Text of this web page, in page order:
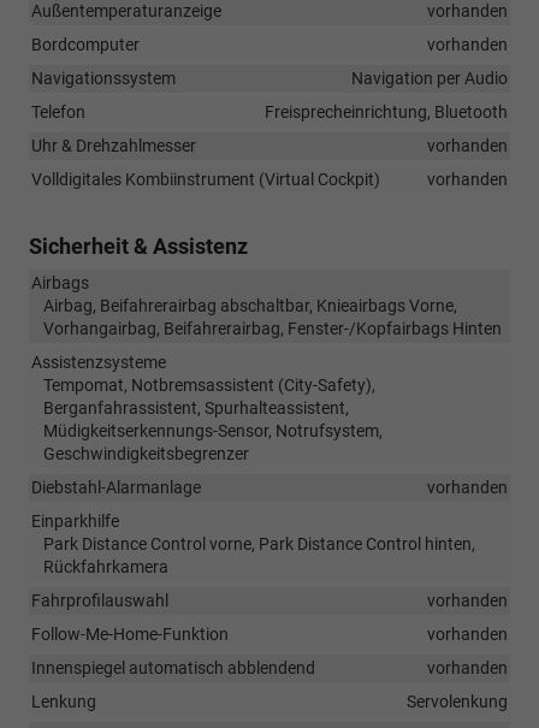
Außentemperaturanzeige
vorhanden
Bordcomputer
vorhanden
Navigationssystem
Navigation per Audio
Telefon
Freisprecheinrichtung, Bluetooth
Uhr & Drehzahlmesser
vorhanden
Volldigitales Kombiinstrument (Virtual Cockpit)
vorhanden
Sicherheit & Assistenz
Airbags
Airbag, Beifahrerairbag abschaltbar, Knieairbags Vorne,
Vorhangairbag, Beifahrerairbag, Fenster-/Kopfairbags Hinten
Assistenzsysteme
Tempomat, Notbremsassistent (City-Safety),
Berganfahrassistent, Spurhalteassistent,
Müdigkeitserkennungs-Sensor, Notrufsystem,
Geschwindigkeitsbegrenzer
Diebstahl-Alarmanlage
vorhanden
Einparkhilfe
Park Distance Control vorne, Park Distance Control hinten,
Rückfahrkamera
Fahrprofilauswahl
vorhanden
Follow-Me-Home-Funktion
vorhanden
Innenspiegel automatisch abblendend
vorhanden
Lenkung
Servolenkung